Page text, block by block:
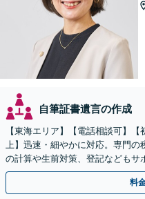
自筆証書遺言の作成
【東海エリア】【電話相談可】
上】迅速・細やかに対応。専門の
の計算や生前対策、登記などもサ
を大事にし、より納得できる解決
料